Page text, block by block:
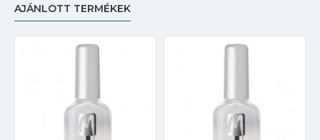
AJÁNLOTT TERMÉKEK